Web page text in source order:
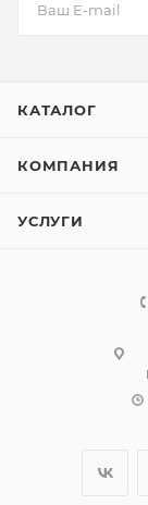
КАТАЛОГ
КОМПАНИЯ
УСЛУГИ